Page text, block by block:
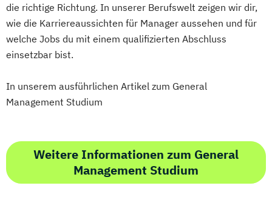
die richtige Richtung. In unserer Berufswelt zeigen wir dir,
wie die Karriereaussichten für Manager aussehen und für
welche Jobs du mit einem qualifizierten Abschluss
einsetzbar bist.
In unserem ausführlichen Artikel zum General
Management Studium
Weitere Informationen zum General
Management Studium